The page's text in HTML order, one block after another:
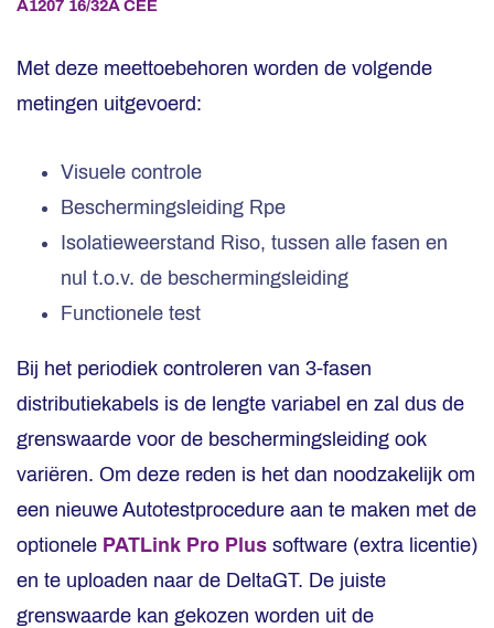
A1207 16/32A CEE
Met deze meettoebehoren worden de volgende
metingen uitgevoerd:
Visuele controle
Beschermingsleiding Rpe
Isolatieweerstand Riso, tussen alle fasen en
nul t.o.v. de beschermingsleiding
Functionele test
Bij het periodiek controleren van 3-fasen
distributiekabels is de lengte variabel en zal dus de
grenswaarde voor de beschermingsleiding ook
variëren. Om deze reden is het dan noodzakelijk om
een nieuwe Autotestprocedure aan te maken met de
optionele PATLink Pro Plus software (extra licentie)
en te uploaden naar de DeltaGT. De juiste
grenswaarde kan gekozen worden uit de